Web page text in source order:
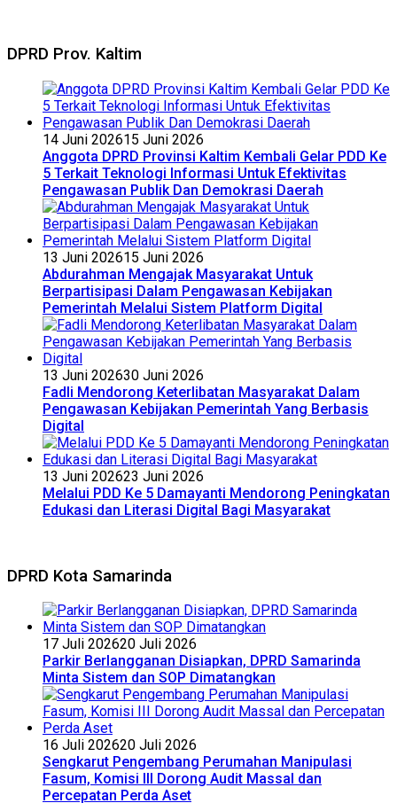
DPRD Prov. Kaltim
14 Juni 202615 Juni 2026
Anggota DPRD Provinsi Kaltim Kembali Gelar PDD Ke
5 Terkait Teknologi Informasi Untuk Efektivitas
Pengawasan Publik Dan Demokrasi Daerah
13 Juni 202615 Juni 2026
Abdurahman Mengajak Masyarakat Untuk
Berpartisipasi Dalam Pengawasan Kebijakan
Pemerintah Melalui Sistem Platform Digital
13 Juni 202630 Juni 2026
Fadli Mendorong Keterlibatan Masyarakat Dalam
Pengawasan Kebijakan Pemerintah Yang Berbasis
Digital
13 Juni 202623 Juni 2026
Melalui PDD Ke 5 Damayanti Mendorong Peningkatan
Edukasi dan Literasi Digital Bagi Masyarakat
DPRD Kota Samarinda
17 Juli 202620 Juli 2026
Parkir Berlangganan Disiapkan, DPRD Samarinda
Minta Sistem dan SOP Dimatangkan
16 Juli 202620 Juli 2026
Sengkarut Pengembang Perumahan Manipulasi
Fasum, Komisi III Dorong Audit Massal dan
Percepatan Perda Aset